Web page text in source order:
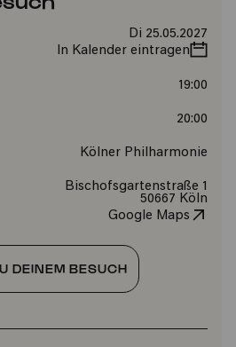
Di 25.05.2027
In Kalender eintragen
19:00
20:00
Kölner Philharmonie
Bischofsgartenstraße 1
50667 Köln
Google Maps
DEINEM BESUCH